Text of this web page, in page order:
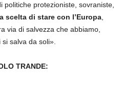
politiche protezioniste, sovraniste,
scelta di stare con l’Europa,
via di salvezza che abbiamo,
salva da soli».
TRANDE: